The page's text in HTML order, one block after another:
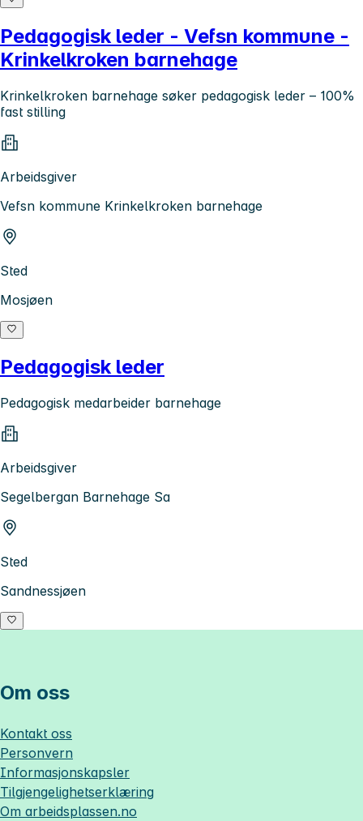
Pedagogisk leder - Vefsn kommune -
Krinkelkroken barnehage
Krinkelkroken barnehage søker pedagogisk leder – 100%
fast stilling
Arbeidsgiver
Vefsn kommune Krinkelkroken barnehage
Sted
Mosjøen
Pedagogisk leder
Pedagogisk medarbeider barnehage
Arbeidsgiver
Segelbergan Barnehage Sa
Sted
Sandnessjøen
Om oss
Kontakt oss
Personvern
Informasjonskapsler
Tilgjengelighetserklæring
Om arbeidsplassen.no